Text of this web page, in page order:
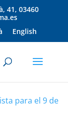
41, 03460
English
para el 9 de